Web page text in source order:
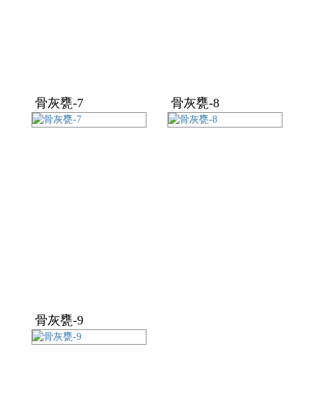
骨灰甕-7 骨灰甕-8
骨灰甕-9